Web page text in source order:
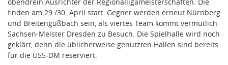
finden am 29./30. April statt. Gegner werden erneut Nürnberg
und Breitengüßbach sein, als viertes Team kommt vermutlich
Sachsen-Meister Dresden zu Besuch. Die Spielhalle wird noch
geklärt, denn die üblicherweise genutzten Hallen sind bereits
für die Ü55-DM reserviert.